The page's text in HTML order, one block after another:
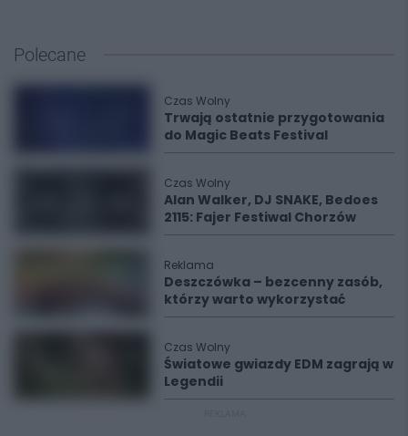
Polecane
Czas Wolny
Trwają ostatnie przygotowania
do Magic Beats Festival
Czas Wolny
Alan Walker, DJ SNAKE, Bedoes
2115: Fajer Festiwal Chorzów
Reklama
Deszczówka – bezcenny zasób,
którzy warto wykorzystać
Czas Wolny
Światowe gwiazdy EDM zagrają w
Legendii